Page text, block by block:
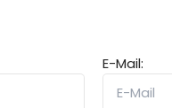
E-Mail: